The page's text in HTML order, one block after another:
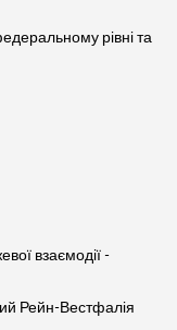
рівні та
взаємодії -
Рейн-Вестфалія